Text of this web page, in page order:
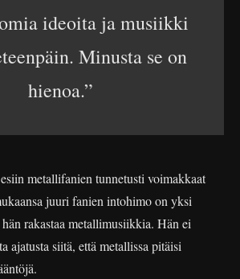
ideoita ja musiikki
Minusta se on
hienoa.”
metallifanien tunnetusti voimakkaat
juuri fanien intohimo on yksi
rakastaa metallimusiikkia. Hän ei
ajatusta siitä, että metallissa pitäisi